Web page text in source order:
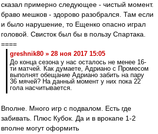
сказал примерно следующее - чистый момент.
браво мешков - здорово разобрался. Там если
и было нарушение, то Ещенко опасно играл
головой. Свисток был бы в пользу Спартака.
====
greshnik80 » 28 ноя 2017 15:05
До конца сезона у нас осталось не менее 16-
ти матчей. Как думаете, Адриано с Промесом
выполнят обещание Адриано забить на пару
36 мячей? На данный момент у них пока 22
гола насчитывается.
Вполне. Много игр с подвалом. Есть где
забивать. Плюс Кубок. Да и в врокапе 1-2
вполне могут оформить